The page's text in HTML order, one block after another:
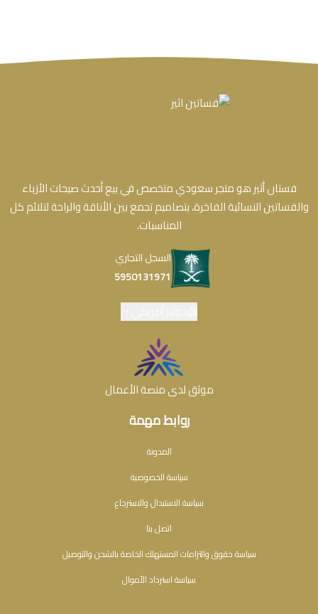
روابط مهمة
المدونة
سياسة الخصوصية
سياسة الاستبدال والاسترجاع
اتصل بنا
سياسة حقوق والتزامات المستهلك الخاصة بالشحن والتوصيل
سياسة استرداد الأموال
فستان أثير هو متجر سعودي متخصص في بيع أحدث صيحات الأزياء
والفساتين النسائية الفاخرة، بتصاميم تجمع بين الأناقة والراحة لتلائم كل
المناسبات.
السجل التجاري
5950131971
موثق لدى منصة الأعمال